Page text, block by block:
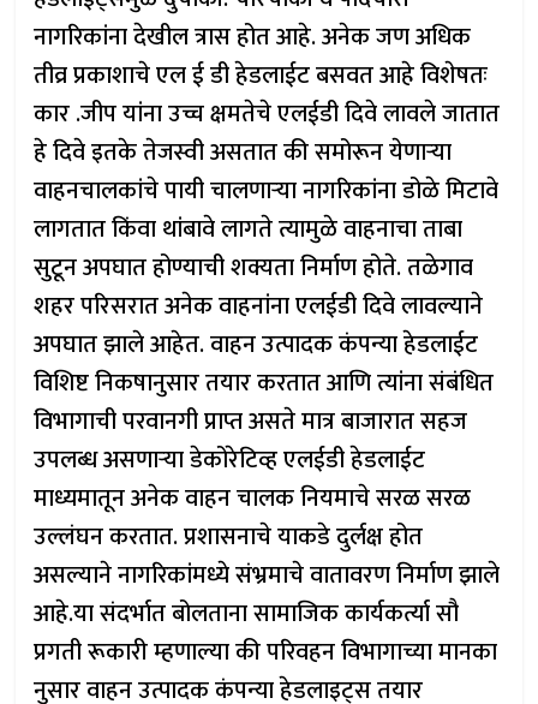
नागरिकांना देखील त्रास होत आहे. अनेक जण अधिक
तीव्र प्रकाशाचे एल ई डी हेडलाईट बसवत आहे विशेषतः
कार .जीप यांना उच्च क्षमतेचे एलईडी दिवे लावले जातात
हे दिवे इतके तेजस्वी असतात की समोरून येणाऱ्या
वाहनचालकांचे पायी चालणाऱ्या नागरिकांना डोळे मिटावे
लागतात किंवा थांबावे लागते त्यामुळे वाहनाचा ताबा
सुटून अपघात होण्याची शक्यता निर्माण होते. तळेगाव
शहर परिसरात अनेक वाहनांना एलईडी दिवे लावल्याने
अपघात झाले आहेत. वाहन उत्पादक कंपन्या हेडलाईट
विशिष्ट निकषानुसार तयार करतात आणि त्यांना संबंधित
विभागाची परवानगी प्राप्त असते मात्र बाजारात सहज
उपलब्ध असणाऱ्या डेकोरेटिव्ह एलईडी हेडलाईट
माध्यमातून अनेक वाहन चालक नियमाचे सरळ सरळ
उल्लंघन करतात. प्रशासनाचे याकडे दुर्लक्ष होत
असल्याने नागरिकांमध्ये संभ्रमाचे वातावरण निर्माण झाले
आहे.या संदर्भात बोलताना सामाजिक कार्यकर्त्या सौ
प्रगती रूकारी म्हणाल्या की परिवहन विभागाच्या मानका
नुसार वाहन उत्पादक कंपन्या हेडलाइट्स तयार